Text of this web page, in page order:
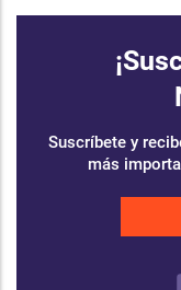
Suscríbete y
más